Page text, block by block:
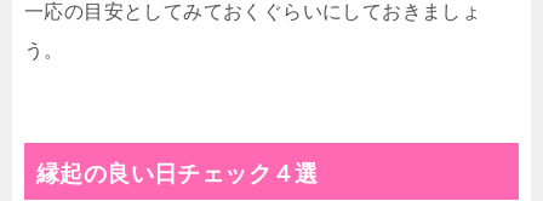
一応の目安としてみておくぐらいにしておきましょ
う。
縁起の良い日チェック４選